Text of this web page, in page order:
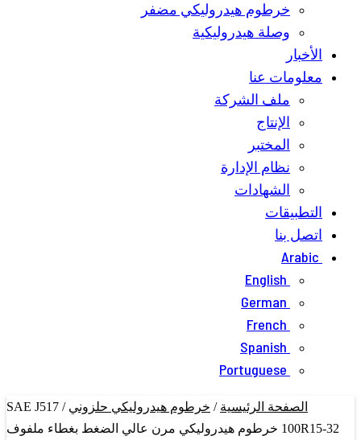
خرطوم هيدروليكي مضفر
وصلة هيدروليكية
الأخبار
معلومات عنا
ملف الشركة
الإنتاج
المختبر
نظام الإدارة
الشهادات
التطبيقات
اتصل بنا
Arabic
English
German
French
Spanish
Portuguese
الصفحة الرئيسية/ خرطوم هيدروليكي حلزوني/
SAE J517
100R15-32 خرطوم هيدروليكي مرن عالي الضغط بغطاء ملفوف